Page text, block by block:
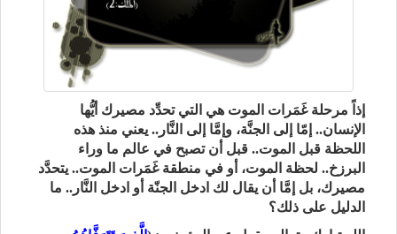
إذاً مرحلة غَمَرات الموت هي التي تحدِّد مصيرك أيُّها
الإنسان.. إمّا إلى الجنَّة، وإمَّا إلى النَّار.. يعني منذ هذه
اللحظة قبل الموت.. قبل أن تصبح في عالم ما وراء
البرزخ.. لحظة الموت، أو في منطقة غَمَرات الموت.. يتحدَّد
مصيرك، بل إمَّا أن يقال لك ادخل الجنّة أو ادخل النَّار.. ما
الدليل على ذلك؟